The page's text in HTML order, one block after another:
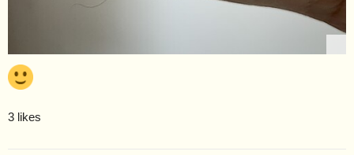
3 likes